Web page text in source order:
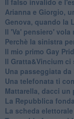
Arianna e Giorgio,
Genova, quando la
Il 'Va' pensiero'
Perchè la sinistra
Il mio primo Gay
Il Gratta&Vincium ci
Una passeggiata da
Una telefonata ti
Mattarella, dacci un
La Repubblica
La scheda